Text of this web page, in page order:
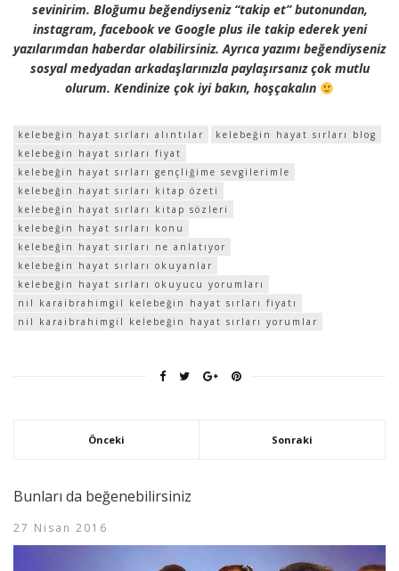
sevinirim. Bloğumu beğendiyseniz “takip et” butonundan,
instagram, facebook ve Google plus ile takip ederek yeni
yazılarımdan haberdar olabilirsiniz. Ayrıca yazımı beğendiyseniz
sosyal medyadan arkadaşlarınızla paylaşırsanız çok mutlu
olurum. Kendinize çok iyi bakın, hoşçakalın
kelebeğin hayat sırları alıntılar
kelebeğin hayat sırları blog
kelebeğin hayat sırları fiyat
kelebeğin hayat sırları gençliğime sevgilerimle
kelebeğin hayat sırları kitap özeti
kelebeğin hayat sırları kitap sözleri
kelebeğin hayat sırları konu
kelebeğin hayat sırları ne anlatıyor
kelebeğin hayat sırları okuyanlar
kelebeğin hayat sırları okuyucu yorumları
nil karaibrahimgil kelebeğin hayat sırları fiyatı
nil karaibrahimgil kelebeğin hayat sırları yorumlar
Önceki Sonraki
Bunları da beğenebilirsiniz
27 Nisan 2016